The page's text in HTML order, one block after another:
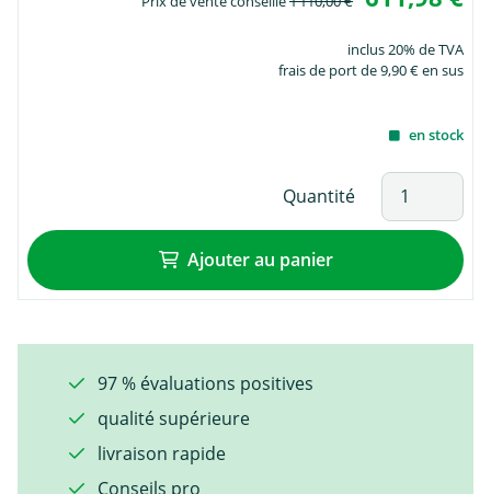
inclus 20% de TVA
frais de port de 9,90 € en sus
en stock
Quantité
Ajouter au panier
97 % évaluations positives
qualité supérieure
livraison rapide
Conseils pro